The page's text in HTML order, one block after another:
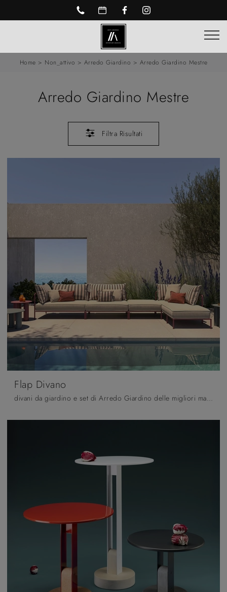
Home > Non_attivo > Arredo Giardino > Arredo Giardino Mestre
Arredo Giardino Mestre
Filtra Risultati
Flap Divano
divani da giardino e set di Arredo Giardino delle migliori marche: scopri di più sul modello Flap Divano di Scab Design, clicca subito!